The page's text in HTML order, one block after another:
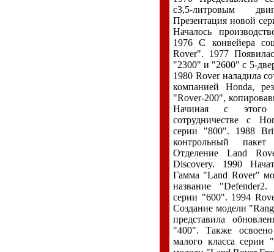
с3,5-литровым
Презентация новой
Началось
1976 С конвейера
Rover". 1977
"2300" и "2600" с 5-
1980 Rover наладила
компанией Honda,
"Rover-200",
Начиная с
сотрудничестве с
серии "800". 1988
контрольный
Отделение Land
Discovery. 1990
Гамма "Land Rover"
название
серии "600". 1994
Создание модели
представила
"400". Также
малого класса серии